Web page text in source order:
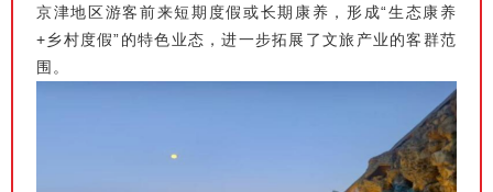
京津地区游客前来短期度假或长期康养，形成“生态康养
+乡村度假”的特色业态，进一步拓展了文旅产业的客群范
围。